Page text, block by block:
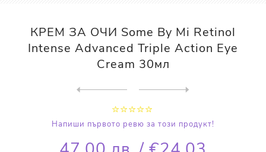
КРЕМ ЗА ОЧИ Some By Mi Retinol
Intense Advanced Triple Action Eye
Cream 30мл
Напиши първото ревю за този продукт!